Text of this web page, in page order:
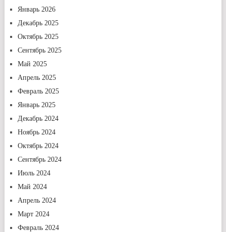
Январь 2026
Декабрь 2025
Октябрь 2025
Сентябрь 2025
Май 2025
Апрель 2025
Февраль 2025
Январь 2025
Декабрь 2024
Ноябрь 2024
Октябрь 2024
Сентябрь 2024
Июль 2024
Май 2024
Апрель 2024
Март 2024
Февраль 2024